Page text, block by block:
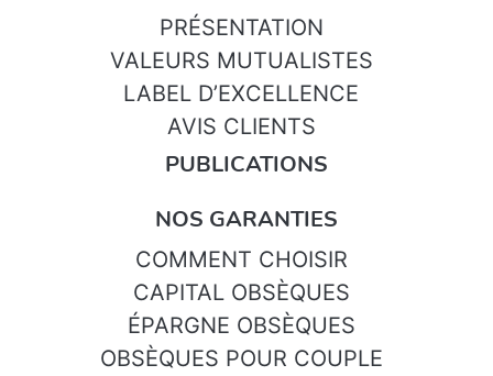
PRÉSENTATION
VALEURS MUTUALISTES
LABEL D’EXCELLENCE
AVIS CLIENTS
PUBLICATIONS
NOS GARANTIES
COMMENT CHOISIR
CAPITAL OBSÈQUES
ÉPARGNE OBSÈQUES
OBSÈQUES POUR COUPLE